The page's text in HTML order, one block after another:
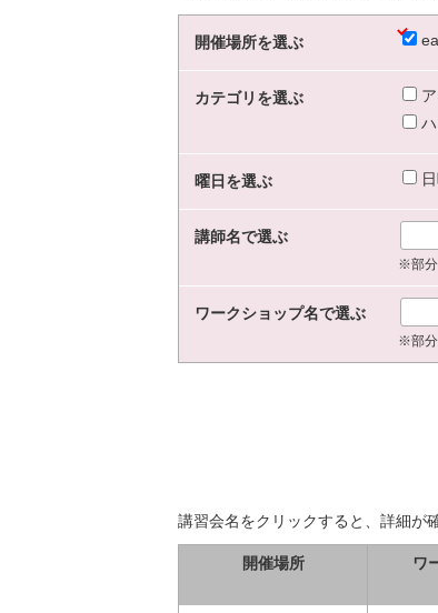
開催場所を選ぶ
カテゴリを選ぶ
曜日を選ぶ
講師名で選ぶ
※部
ワークショップ名で選ぶ
※部
講習会名をクリックすると、詳細が
開催場所 ワ